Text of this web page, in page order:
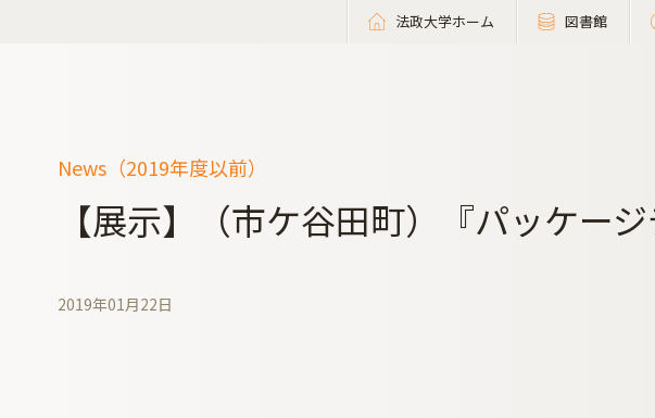
法政大学ホーム 図書館
News（2019年度以前）
【展示】（市ケ谷田町）『パッケージ
2019年01月22日